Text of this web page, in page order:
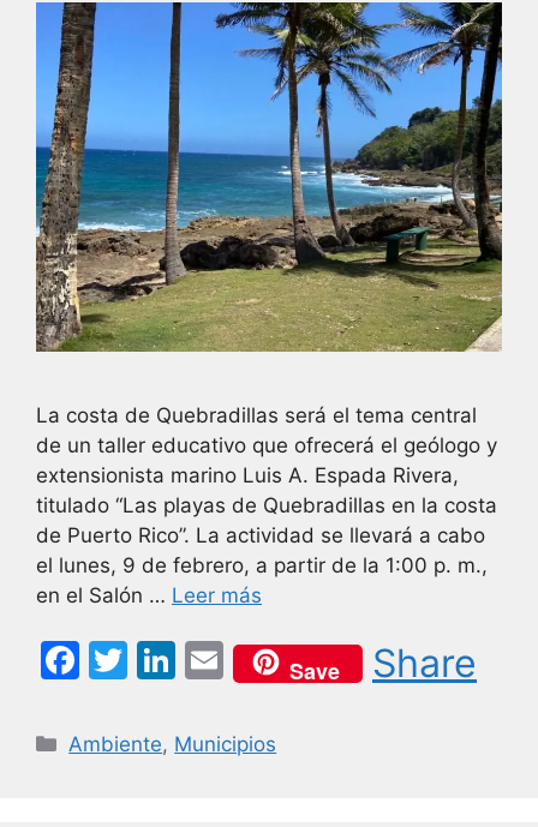
La costa de Quebradillas será el tema central
de un taller educativo que ofrecerá el geólogo y
extensionista marino Luis A. Espada Rivera,
titulado “Las playas de Quebradillas en la costa
de Puerto Rico”. La actividad se llevará a cabo
el lunes, 9 de febrero, a partir de la 1:00 p. m.,
en el Salón … Leer más
F
c
T
itt
Li
k
E
m
ai
Save Share
Categorías
Ambiente, Municipios